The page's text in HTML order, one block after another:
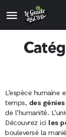
L’espèce
temps, des
de l’humanité.
Découvrez ici les
bouleversé la